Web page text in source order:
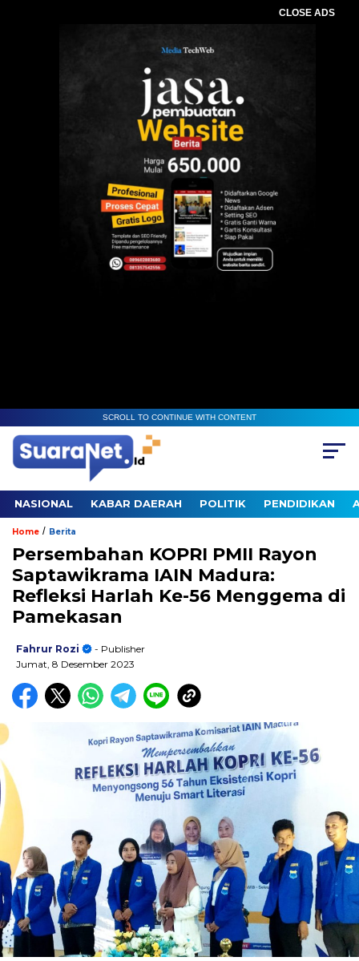
CLOSE ADS
SCROLL TO CONTINUE WITH CONTENT
NASIONAL KABAR DAERAH POLITIK PENDIDIKAN
Home / Berita
Persembahan KOPRI PMII Rayon
Saptawikrama IAIN Madura:
Refleksi Harlah Ke-56 Menggema di
Pamekasan
Fahrur Rozi
- Publisher
Jumat, 8 Desember 2023